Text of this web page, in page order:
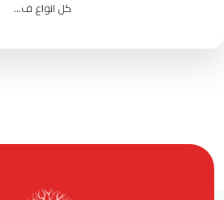
كل انواع ف...